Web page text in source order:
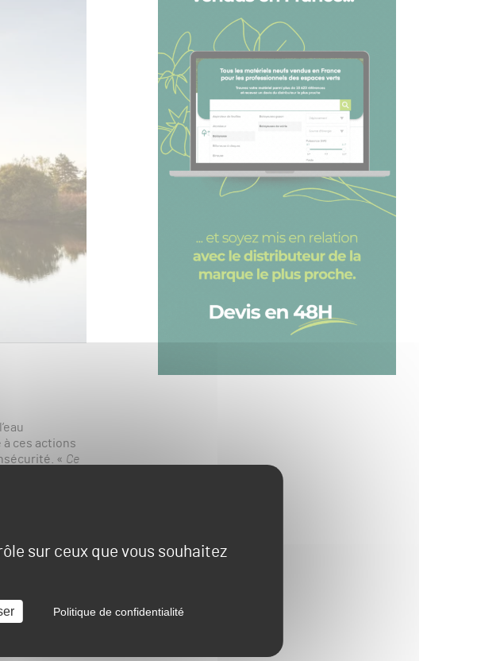
sur ceux que vous souhaitez
Politique de confidentialité
à ces actions
« Ce
1990,
d’eau,
le lac comme
quelques
on a un
et
«